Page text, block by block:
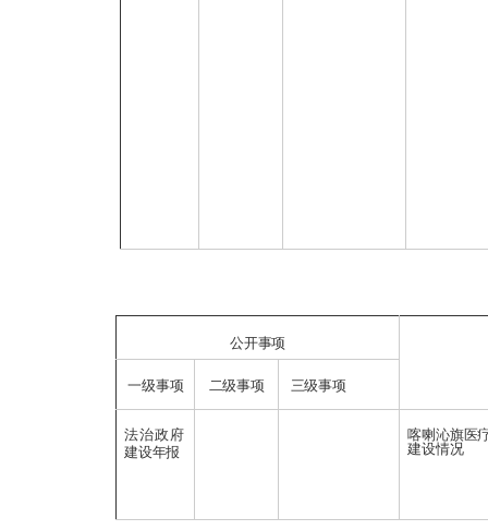
公开事项
一级事项 二级事项 三级事项
法治政府
建设年报
喀喇沁旗医
建设情况